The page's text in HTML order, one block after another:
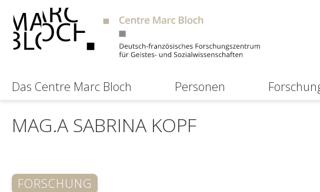
Das Centre Marc Bloch Personen
MAG.A SABRINA KOPF
FORSCHUNG